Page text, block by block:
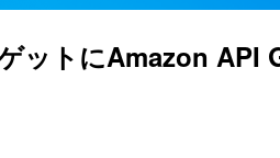
トにAmazon API